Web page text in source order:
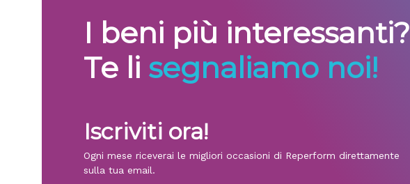
I beni più interessanti?
Te li segnaliamo noi!
Iscriviti ora!
Ogni mese riceverai le migliori occasioni di Reperform direttamente
sulla tua email.